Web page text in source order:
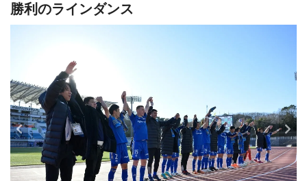
勝利のラインダンス